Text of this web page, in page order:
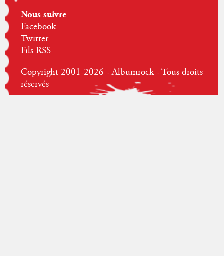
Nous suivre
Facebook
Twitter
Fils RSS
Copyright 2001-2026 - Albumrock - Tous droits
réservés